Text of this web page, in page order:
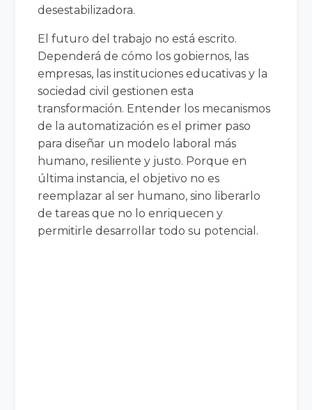
desestabilizadora.
El futuro del trabajo no está escrito.
Dependerá de cómo los gobiernos, las
empresas, las instituciones educativas y la
sociedad civil gestionen esta
transformación. Entender los mecanismos
de la automatización es el primer paso
para diseñar un modelo laboral más
humano, resiliente y justo. Porque en
última instancia, el objetivo no es
reemplazar al ser humano, sino liberarlo
de tareas que no lo enriquecen y
permitirle desarrollar todo su potencial.